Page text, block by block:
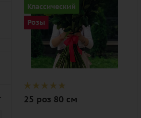
Классический
Розы
алый,
бордовый,
красный,
чайный
Описание
роза, лента
25 роз 80 см